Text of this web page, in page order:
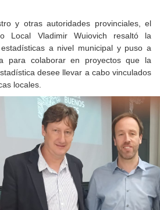
y otras autoridades provinciales, el
Local Vladimir Wuiovich resaltó la
a nivel municipal y puso a
para colaborar en proyectos que la
desee llevar a cabo vinculados
locales.